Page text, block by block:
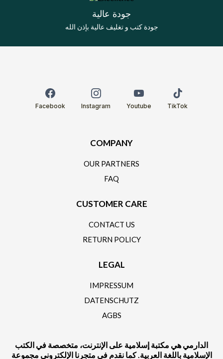
جودة عالية
جودة كتب و تغليف عالية بإذن الله
Facebook Instagram Youtube TikTok
COMPANY
OUR PARTNERS
FAQ
CUSTOMER CARE
CONTACT US
RETURN POLICY
LEGAL
IMPRESSUM
DATENSCHUTZ
AGBS
الدارمي هي مكتبة إسلامية على الإنترنت، متخصصة في الكتب
الإسلامية باللغة العربية. كما نقدم في متجرنا الإلكتروني مجموعة